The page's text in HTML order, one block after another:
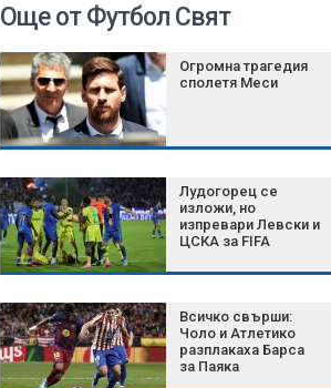
Още от Футбол Свят
Огромна трагедия
сполетя Меси
Лудогорец се
изложи, но
изпревари Левски и
ЦСКА за FIFA
Всичко свърши:
Чоло и Атлетико
разплакаха Барса
за Паяка